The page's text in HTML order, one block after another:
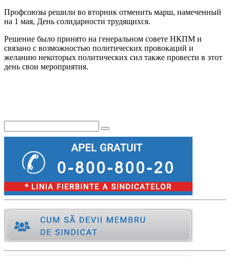
Профсоюзы решили во вторник отменить марш, намеченный
на 1 мая, День солидарности трудящихся.
Решение было принято на генеральном совете НКПМ и
связано с возможностью политических провокаций и
желанию некоторых политических сил также провести в этот
день свои мероприятия.